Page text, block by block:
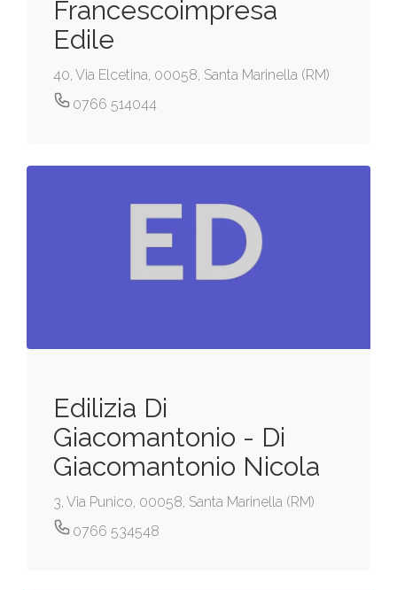
Francescoimpresa
Edile
40, Via Elcetina, 00058, Santa Marinella (RM)
0766 514044
Edilizia Di
Giacomantonio - Di
Giacomantonio Nicola
3, Via Punico, 00058, Santa Marinella (RM)
0766 534548